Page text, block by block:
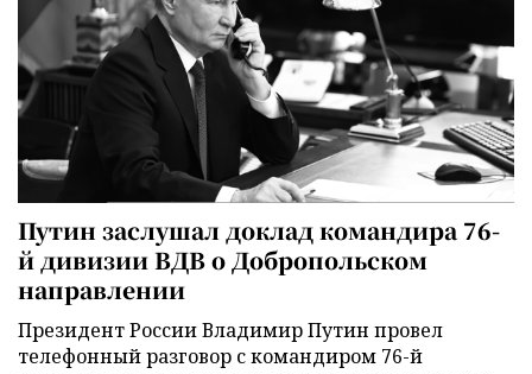
Путин заслушал доклад командира 76-
й дивизии ВДВ о Добропольском
направлении
Президент России Владимир Путин провел
телефонный разговор с командиром 76-й